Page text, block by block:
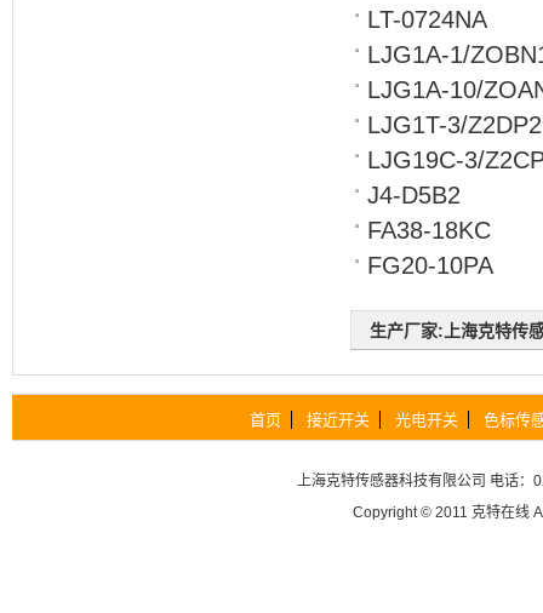
LT-0724NA
LJG1A-1/
LJG1A-10/
LJG1T-3/Z2DP2
LJG19C-3/
J4-D5B2
FA38-18KC
FG20-10PA
生产厂家:上海克特传
首页 接近开关 光电开关 色标传
上海克特传感器科技有限公司 电话：
Copyright © 2011 克特在线